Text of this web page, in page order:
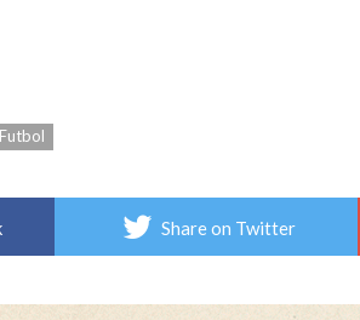
Futbol
Share on Twitter